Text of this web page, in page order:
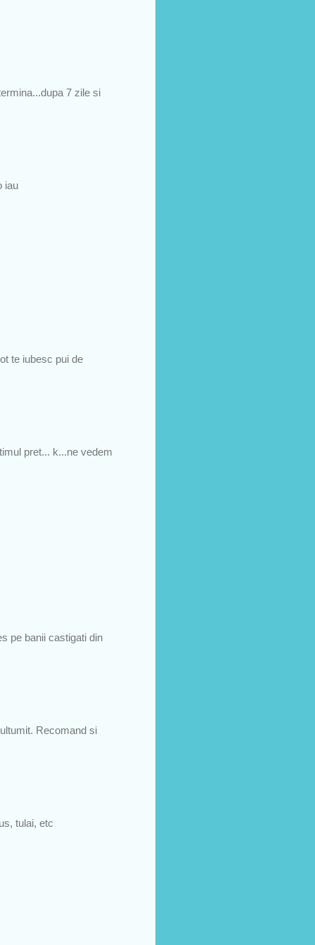
7 zile si
iau
te iubesc pui de
pret... k...ne vedem
pe banii castigati din
Recomand si
tulai, etc